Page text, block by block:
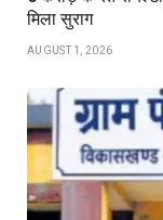
मिला सुराग
AUGUST 1, 2026